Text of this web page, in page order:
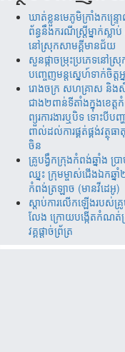
ឃាត់​ខ្លួន​មេភូមិ​ក្រាំង​កន្រ្
ព័ន្ធ​នឹ​ង​​ករណី​ស្រ្តីម្នាក់​ស្លាប់
នៅស្រុក​សាម​គ្គីមាន​ជ័យ
សួន​​ផ្កា​ច​ម្រុះ​​ប្រភេទ​​នៅ​​
បញ្ចេញ​​​មន្តស្នេហ៍​​​​ទាក់​​​ចិត្ត​​
រោងចក្រ ​សហគ្រាស​ និង
ជាង​​២ពាន់​​ទីតាំង​​ក្នុង​​ខេត្ត
ព្យួរការងារ​ឬបិទ ទោះបីប
ពាល់ដល់ការ​ផ្គត់​ផ្គង់​វត្ថុ​ធ
ចិន​
គ្រូបង្វឹកក្រុងកំពង់ឆ្នាំង
ឈ្នះ ក្រុមម្ចាស់ជើងឯកឆ្
កំពង់ត្រឡាច (មានវីដេអូ)
ស្តាប់ការលើកឡើងរបស់គ្
លែង ក្រោយបង្កើតកំណត់ត្
វគ្គផ្តាច់ព័្រត្រ